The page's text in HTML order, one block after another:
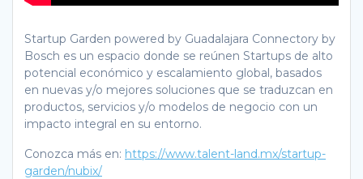
Startup Garden powered by Guadalajara Connectory by
Bosch es un espacio donde se reúnen Startups de alto
potencial económico y escalamiento global, basados
en nuevas y/o mejores soluciones que se traduzcan en
productos, servicios y/o modelos de negocio con un
impacto integral en su entorno.
Conozca más en: https://www.talent-land.mx/startup-
garden/nubix/